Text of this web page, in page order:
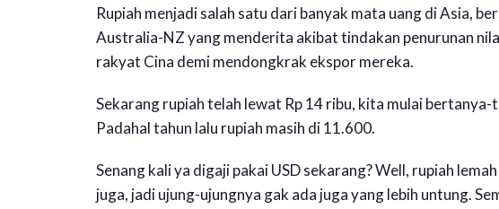
Rupiah menjadi salah satu dari banyak mata uang di Asia,
Australia-NZ yang menderita akibat tindakan penurunan
rakyat Cina demi mendongkrak ekspor mereka.
Sekarang rupiah telah lewat Rp 14 ribu, kita mulai bertanya-
Padahal tahun lalu rupiah masih di 11.600.
Senang kali ya digaji pakai USD sekarang? Well, rupiah
juga, jadi ujung-ujungnya gak ada juga yang lebih untung.